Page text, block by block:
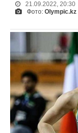
21.09.2022, 20:30
Фото: Olympic.kz